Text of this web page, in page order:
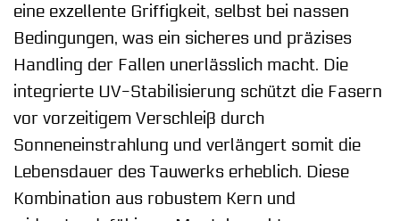
eine exzellente Griffigkeit, selbst bei nassen
Bedingungen, was ein sicheres und präzises
Handling der Fallen unerlässlich macht. Die
integrierte UV-Stabilisierung schützt die Fasern
vor vorzeitigem Verschleiß durch
Sonneneinstrahlung und verlängert somit die
Lebensdauer des Tauwerks erheblich. Diese
Kombination aus robustem Kern und